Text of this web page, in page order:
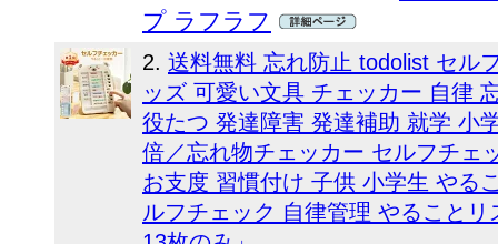
プ ラフラフ
2. 送料無料 忘れ防止 todolist セル
ッズ 可愛い文具 チェッカー 自律
役たつ 発達障害 発達補助 就学 小
倍／忘れ物チェッカー セルフチェ
お支度 習慣付け 子供 小学生 やる
ルフチェック 自律管理 やること